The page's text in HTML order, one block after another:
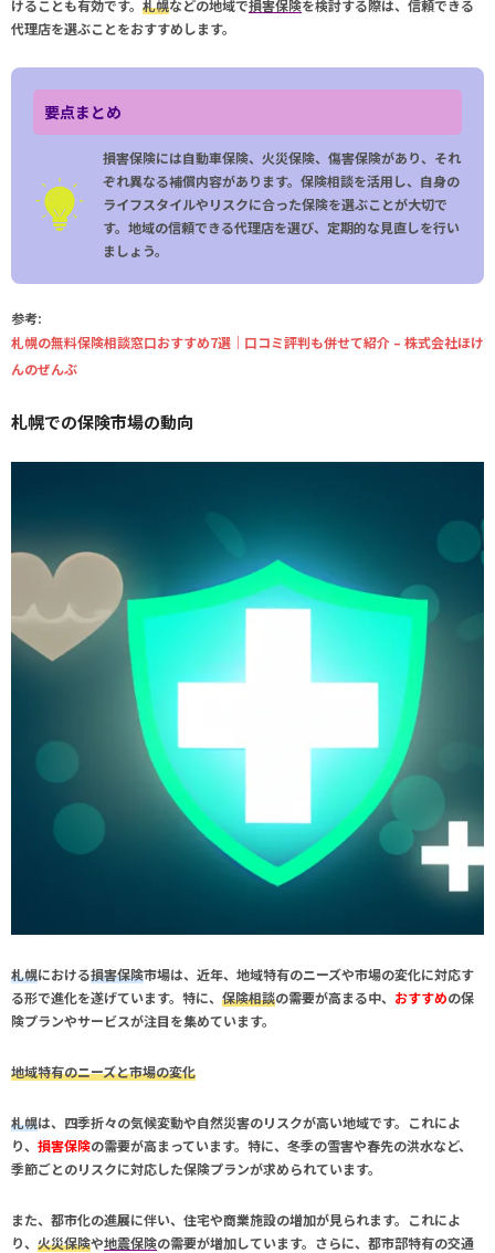
けることも有効です。 札幌などの地域で損害保険を検討する際は、信頼できる
代理店を選ぶことをおすすめします。
要点まとめ
損害保険には自動車保険、火災保険、傷害保険があり、それ
ぞれ異なる補償内容があります。保険相談を活用し、自身の
ライフスタイルやリスクに合った保険を選ぶことが大切で
す。地域の信頼できる代理店を選び、定期的な見直しを行い
ましょう。
参考:
札幌の無料保険相談窓口おすすめ7選｜口コミ評判も併せて紹介 – 株式会社ほけ
んのぜんぶ
札幌での保険市場の動向
札幌における損害保険市場は、近年、地域特有のニーズや市場の変化に対応す
る形で進化を遂げています。特に、 保険相談の需要が高まる中、 おすすめの保
険プランやサービスが注目を集めています。
地域特有のニーズと市場の変化
札幌は、四季折々の気候変動や自然災害のリスクが高い地域です。これによ
り、 損害保険の需要が高まっています。特に、冬季の雪害や春先の洪水など、
季節ごとのリスクに対応した保険プランが求められています。
また、都市化の進展に伴い、住宅や商業施設の増加が見られます。これによ
り、 火災保険や地震保険の需要が増加しています。さらに、都市部特有の交通